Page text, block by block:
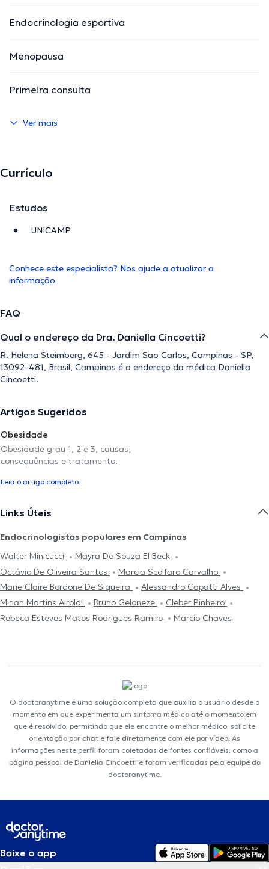
Endocrinologia esportiva
Menopausa
Primeira consulta
Ver mais
Currículo
Estudos
UNICAMP
Conhece este especialista? Nos ajude a atualizar a
informação
FAQ
Qual o endereço da Dra. Daniella Cincoetti?
R. Helena Steimberg, 645 - Jardim Sao Carlos, Campinas - SP,
13092-481, Brasil, Campinas é o endereço da médica Daniella
Cincoetti.
Artigos Sugeridos
Obesidade
Obesidade grau 1, 2 e 3, causas,
consequências e tratamento.
Leia o artigo completo
Links Úteis
Endocrinologistas populares em Campinas
Walter Minicucci
Mayra De Souza El Beck
Octávio De Oliveira Santos
Marcia Scolfaro Carvalho
Marie Claire Bordone De Siqueira
Alessandro Capatti Alves
Mirian Martins Airoldi
Bruno Geloneze
Cleber Pinheiro
Rebeca Esteves Matos Rodrigues Ramiro
Marcio Chaves
O doctoranytime é uma solução completa que auxilia o usuário desde o
momento em que experimenta um sintoma médico até o momento em
que é resolvido, permitindo que ele encontre o melhor médico, solicite
orientação por chat e fale diretamente com ele por vídeo. As
informações neste perfil foram coletadas de fontes confiáveis, como a
página pessoal de Daniella Cincoetti e foram verificadas pela equipe do
doctoranytime.
Baixe o app